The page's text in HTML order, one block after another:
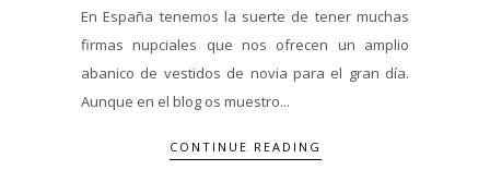
En España tenemos la suerte de tener muchas
firmas nupciales que nos ofrecen un amplio
abanico de vestidos de novia para el gran día.
Aunque en el blog os muestro...
CONTINUE READING